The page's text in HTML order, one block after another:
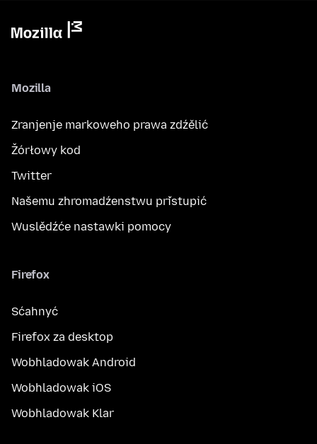
Mozilla
Zranjenje markoweho prawa zdźělić
Žórłowy kod
Twitter
Našemu zhromadźenstwu přistupić
Wuslědźće nastawki pomocy
Firefox
Sćahnyć
Firefox za desktop
Wobhladowak Android
Wobhladowak iOS
Wobhladowak Klar